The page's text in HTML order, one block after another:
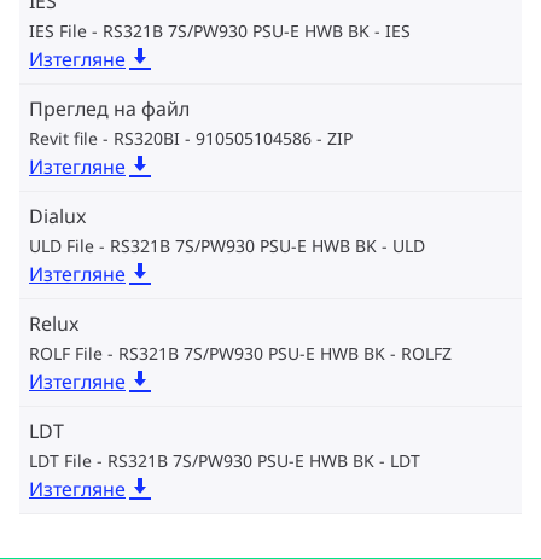
IES File - RS321B 7S/PW930 PSU-E HWB BK IES
Изтегляне
Преглед на файл
Revit file - RS320BI - 910505104586 ZIP
Изтегляне
Dialux
ULD File - RS321B 7S/PW930 PSU-E HWB BK ULD
Изтегляне
Relux
ROLF File - RS321B 7S/PW930 PSU-E HWB BK ROLFZ
Изтегляне
LDT
LDT File - RS321B 7S/PW930 PSU-E HWB BK LDT
Изтегляне